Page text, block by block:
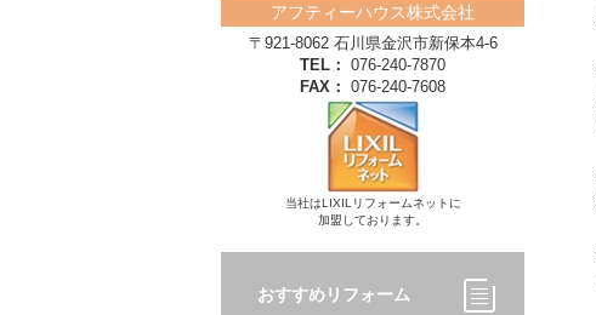
アフティーハウス株式会社
〒921-8062 石川県金沢市新保本4‐6
TEL： 076-240-7870
FAX： 076-240-7608
当社はLIXILリフォームネットに
加盟しております。
おすすめリフォーム